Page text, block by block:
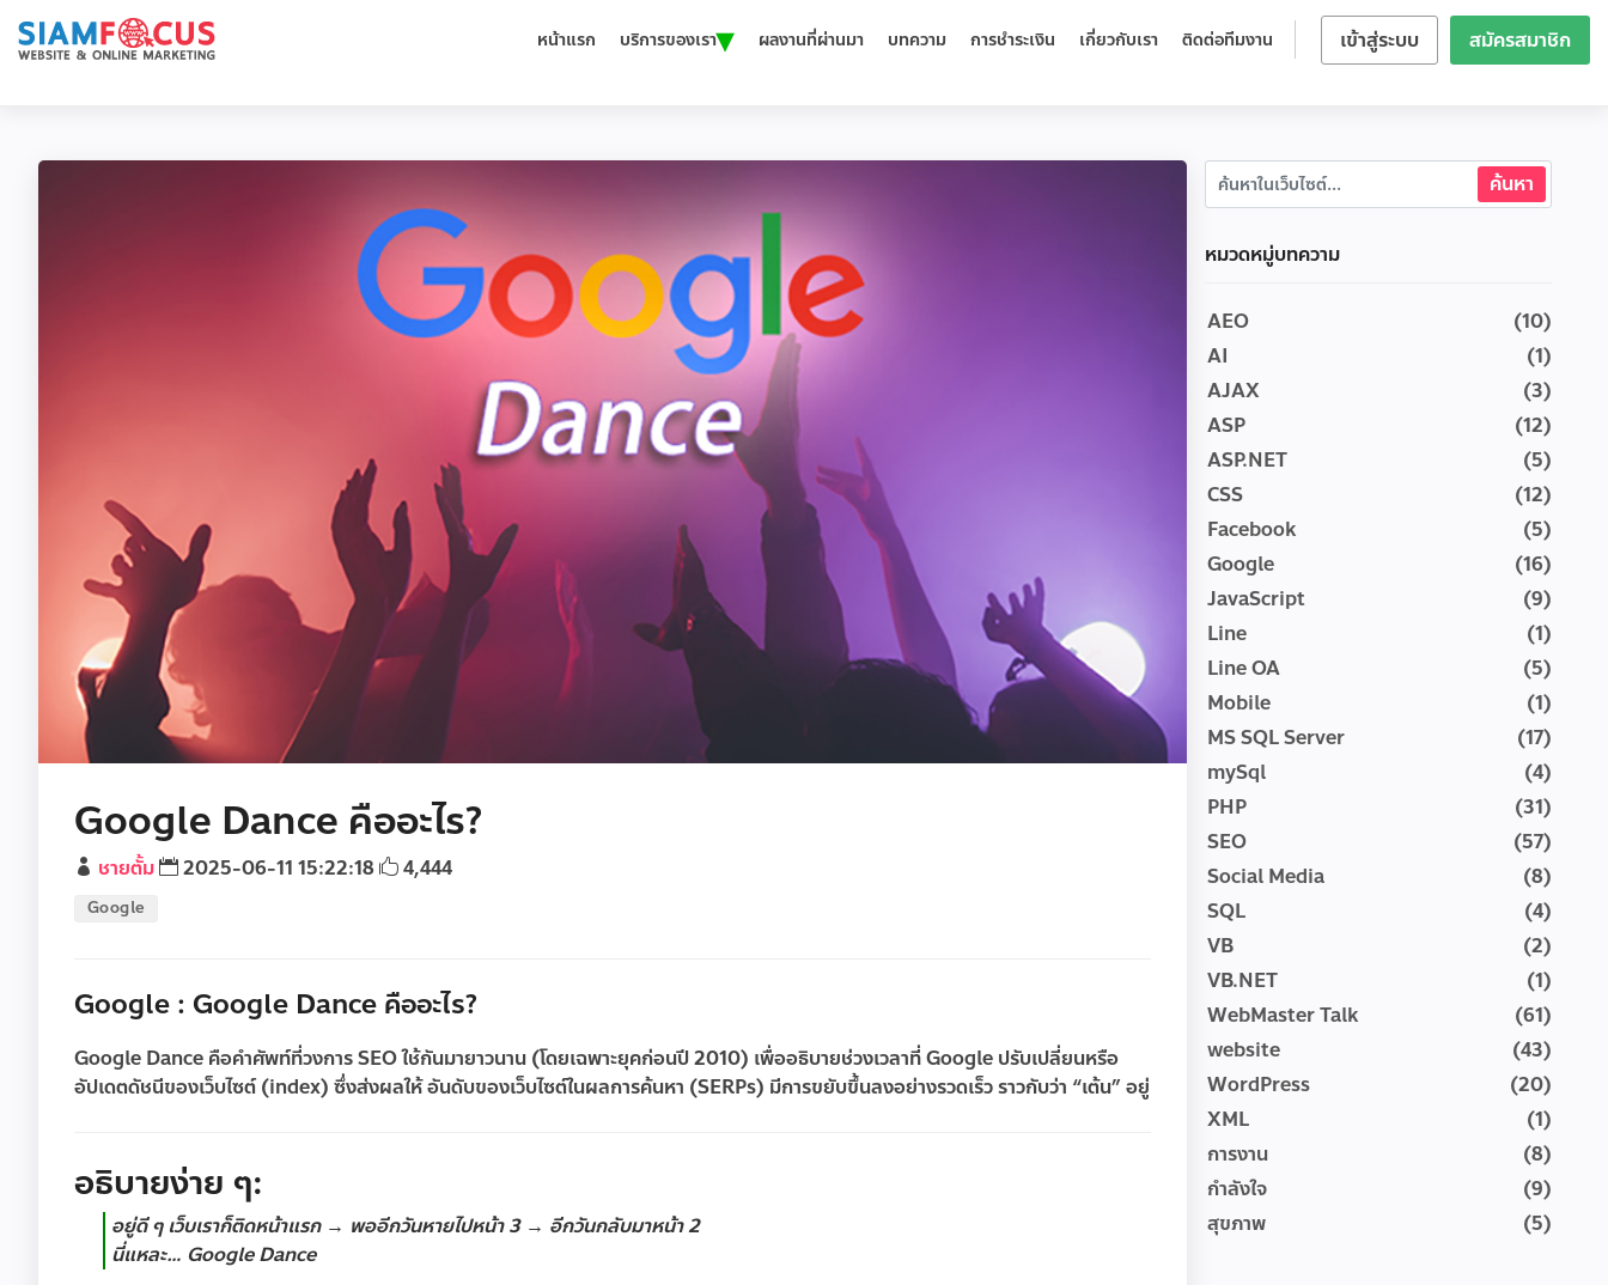
เข้าสู่ระบบ สมัครสมาชิก
หน้าแรก บริการของเรา▾ ผลงานที่ผ่านมา บทความ การชำระเงิน เกี่ยวกับเรา ติดต่อทีมงาน
Google Dance คืออะไร?
ชายตั้ม 2025-06-11 15:22:18 4,444
Google
Google : Google Dance คืออะไร?
Google Dance คือคำศัพท์ที่วงการ SEO ใช้กันมายาวนาน (โดยเฉพาะยุคก่อนปี 2010) เพื่ออธิบายช่วงเวลาที่Google ปรับเปลี่ยนหรือ
อัปเดตดัชนีของเว็บไซต์ (index) ซึ่งส่งผลให้อันดับของเว็บไซต์ในผลการค้นหา (SERPs) มีการขยับขึ้นลงอย่างรวดเร็ว ราวกับว่า “เต้น” อยู่
อธิบายง่าย ๆ:
อยู่ดี ๆ เว็บเราก็ติดหน้าแรก → พออีกวันหายไปหน้า 3 → อีกวันกลับมาหน้า 2
นี่แหละ… Google Dance
หมวดหมู่บทความ
AEO
(10)
AI
(1)
AJAX
(3)
ASP
(12)
ASP.NET
(5)
CSS
(12)
Facebook
(5)
Google
(16)
JavaScript
(9)
Line
(1)
Line OA
(5)
Mobile
(1)
MS SQL Server
(17)
mySql
(4)
PHP
(31)
SEO
(57)
Social Media
(8)
SQL
(4)
VB
(2)
VB.NET
(1)
WebMaster Talk
(61)
website
(43)
WordPress
(20)
XML
(1)
การงาน
(8)
กำลังใจ
(9)
สุขภาพ
(5)